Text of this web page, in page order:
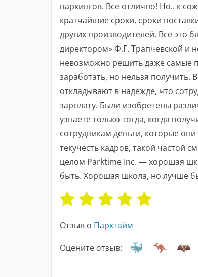
паркингов. Все отлично! Но.. к
кратчайшие сроки, сроки
других производителей. Все это
директором» Ф.Г. Трапчевской
невозможно решить даже самые
заработать, но нельзя получить.
откладывают в надежде, что
зарплату. Были изобретены
узнаете только тогда, когда
сотрудникам деньги, которые
текучесть кадров, такой частой
целом Parktime Inc. — хорошая
быть. Хорошая школа, но лучше
Отзыв о Парктайм
Оцените отзыв: